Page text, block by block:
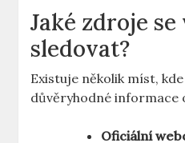
Jaké zdroje
sledovat?
Existuje několik míst,
důvěryhodné informace
Oficiální